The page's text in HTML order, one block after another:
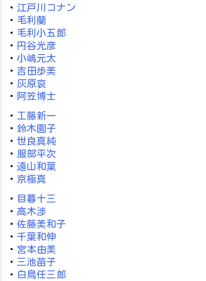
・ 江戸川コナン
・ 毛利蘭
・ 毛利小五郎
・ 円谷光彦
・ 小嶋元太
・ 吉田歩美
・ 灰原哀
・ 阿笠博士
・ 工藤新一
・ 鈴木園子
・ 世良真純
・ 服部平次
・ 遠山和葉
・ 京極真
・ 目暮十三
・ 高木渉
・ 佐藤美和子
・ 千葉和伸
・ 宮本由美
・ 三池苗子
・ 白鳥任三郎